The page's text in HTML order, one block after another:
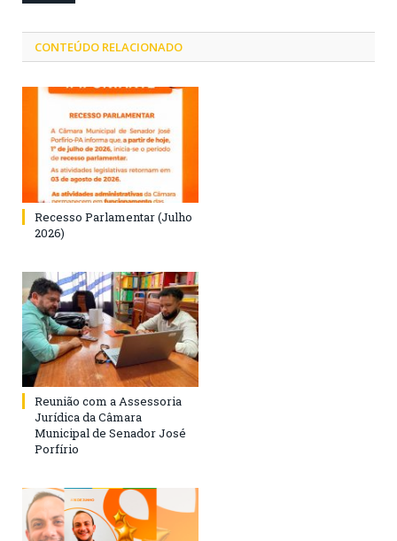
CONTEÚDO RELACIONADO
Recesso Parlamentar (Julho
2026)
Reunião com a Assessoria
Jurídica da Câmara
Municipal de Senador José
Porfírio